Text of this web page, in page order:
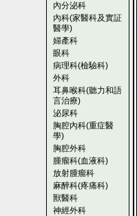
內分泌科
內科(家醫科及實証
醫學)
婦產科
眼科
病理科(檢驗科)
外科
耳鼻喉科(聽力和語
言治療)
泌尿科
胸腔內科(重症醫
學)
胸腔外科
腫瘤科(血液科)
放射腫瘤科
麻醉科(疼痛科)
獸醫科
神經外科